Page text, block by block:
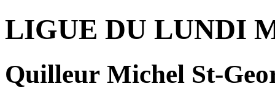
LIGUE DU LUNDI
Quilleur Michel St-